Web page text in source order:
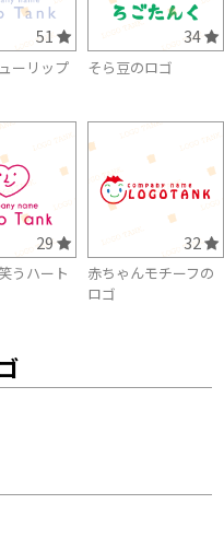
51
ーリップ
34
そら豆のロゴ
29
うハート
32
赤ちゃんモチーフの
ロゴ